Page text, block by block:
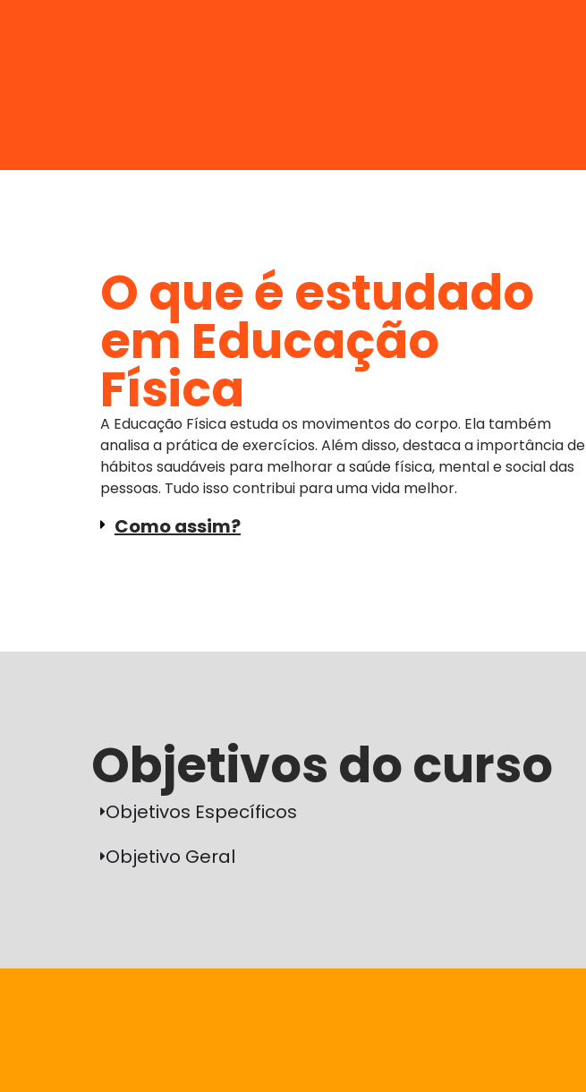
O que é estudado
em Educação
Física
A Educação Física estuda os movimentos do corpo. Ela também
analisa a prática de exercícios. Além disso, destaca a importância de
hábitos saudáveis para melhorar a saúde física, mental e social das
pessoas. Tudo isso contribui para uma vida melhor.
Como assim?
Objetivos do curso
Objetivos Específicos
Objetivo Geral